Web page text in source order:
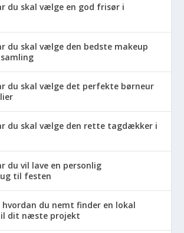
du skal vælge en god frisør i
du skal vælge den bedste makeup
du skal vælge det perfekte børneur
du skal vælge den rette tagdækker i
du vil lave en personlig
til festen
du nemt finder en lokal
dit næste projekt